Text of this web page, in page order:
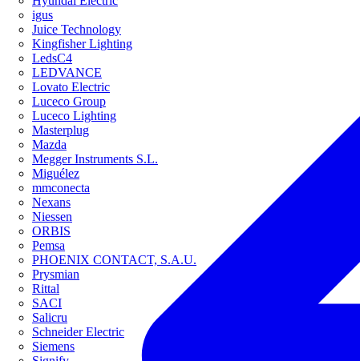
igus
Juice Technology
Kingfisher Lighting
LedsC4
LEDVANCE
Lovato Electric
Luceco Group
Luceco Lighting
Masterplug
Mazda
Megger Instruments S.L.
Miguélez
mmconecta
Nexans
Niessen
ORBIS
Pemsa
PHOENIX CONTACT, S.A.U.
Prysmian
Rittal
SACI
Salicru
Schneider Electric
Siemens